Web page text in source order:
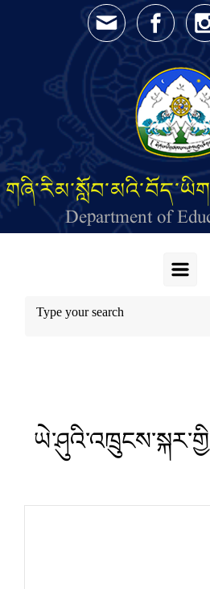
Skip to main content
Department of